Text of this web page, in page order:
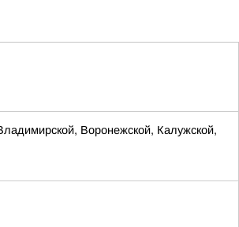
Воронежской, Калужской,